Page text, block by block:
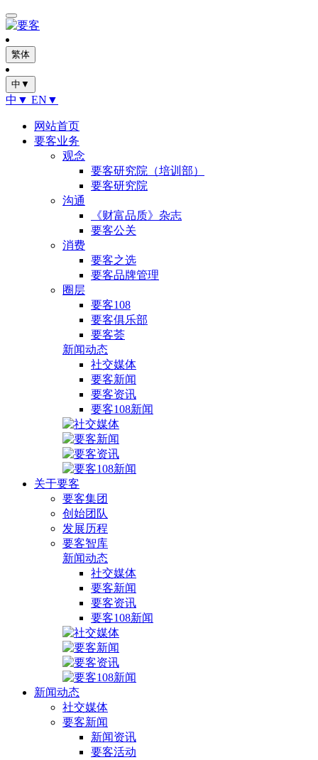
繁体
中▼
中▼ EN▼
网站首页
要客业务
观念
要客研究院（培训部）
要客研究院
沟通
《财富品质》杂志
要客公关
消费
要客之选
要客品牌管理
圈层
要客108
要客俱乐部
要客荟
新闻动态
社交媒体
要客新闻
要客资讯
要客108新闻
关于要客
要客集团
创始团队
发展历程
要客智库
新闻动态
社交媒体
要客新闻
要客资讯
要客108新闻
新闻动态
社交媒体
要客新闻
新闻资讯
要客活动